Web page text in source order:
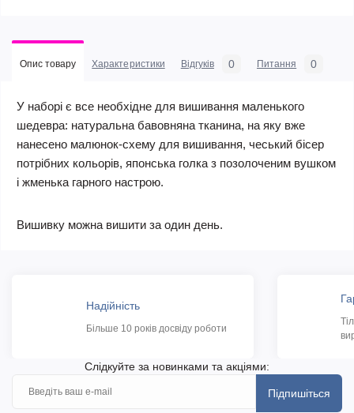
Опис товару Характеристики Відгуків 0 Питання 0
У наборі є все необхідне для вишивання маленького
шедевра: натуральна бавовняна тканина, на яку вже
нанесено малюнок-схему для вишивання, чеський бісер
потрібних кольорів, японська голка з позолоченим вушком
і жменька гарного настрою.
Вишивку можна вишити за один день.
Надійність
Більше 10 років досвіду роботи
Слідкуйте за новинками та акціями:
Підпишіться